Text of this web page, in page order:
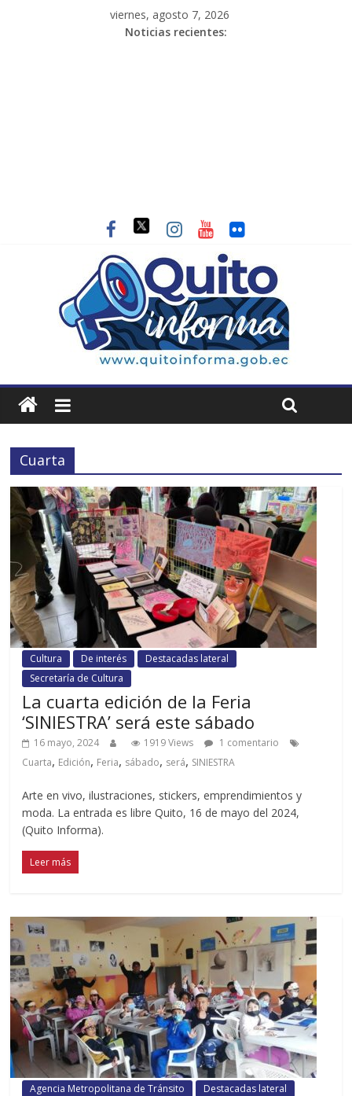
viernes, agosto 7, 2026
Noticias recientes:
Cuarta
Cultura De interés
Destacadas lateral
Secretaría de Cultura
La cuarta edición de la Feria
‘SINIESTRA’ será este sábado
16 mayo, 2024 1919 Views
1 comentario
Cuarta, Edición, Feria, sábado, será, SINIESTRA
Arte en vivo, ilustraciones, stickers, emprendimientos y
moda. La entrada es libre Quito, 16 de mayo del 2024,
(Quito Informa).
Leer más
Agencia Metropolitana de Tránsito
Destacadas lateral